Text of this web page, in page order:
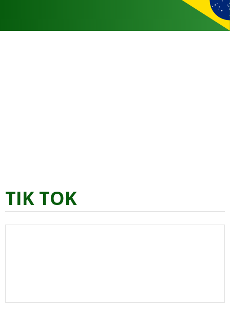
TIK TOK